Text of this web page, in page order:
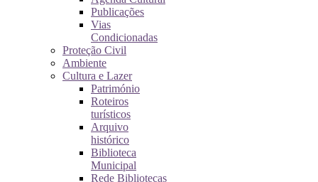
Publicações
Vias
Condicionadas
Proteção Civil
Ambiente
Cultura e Lazer
Património
Roteiros
turísticos
Arquivo
histórico
Biblioteca
Municipal
Rede Bibliotecas